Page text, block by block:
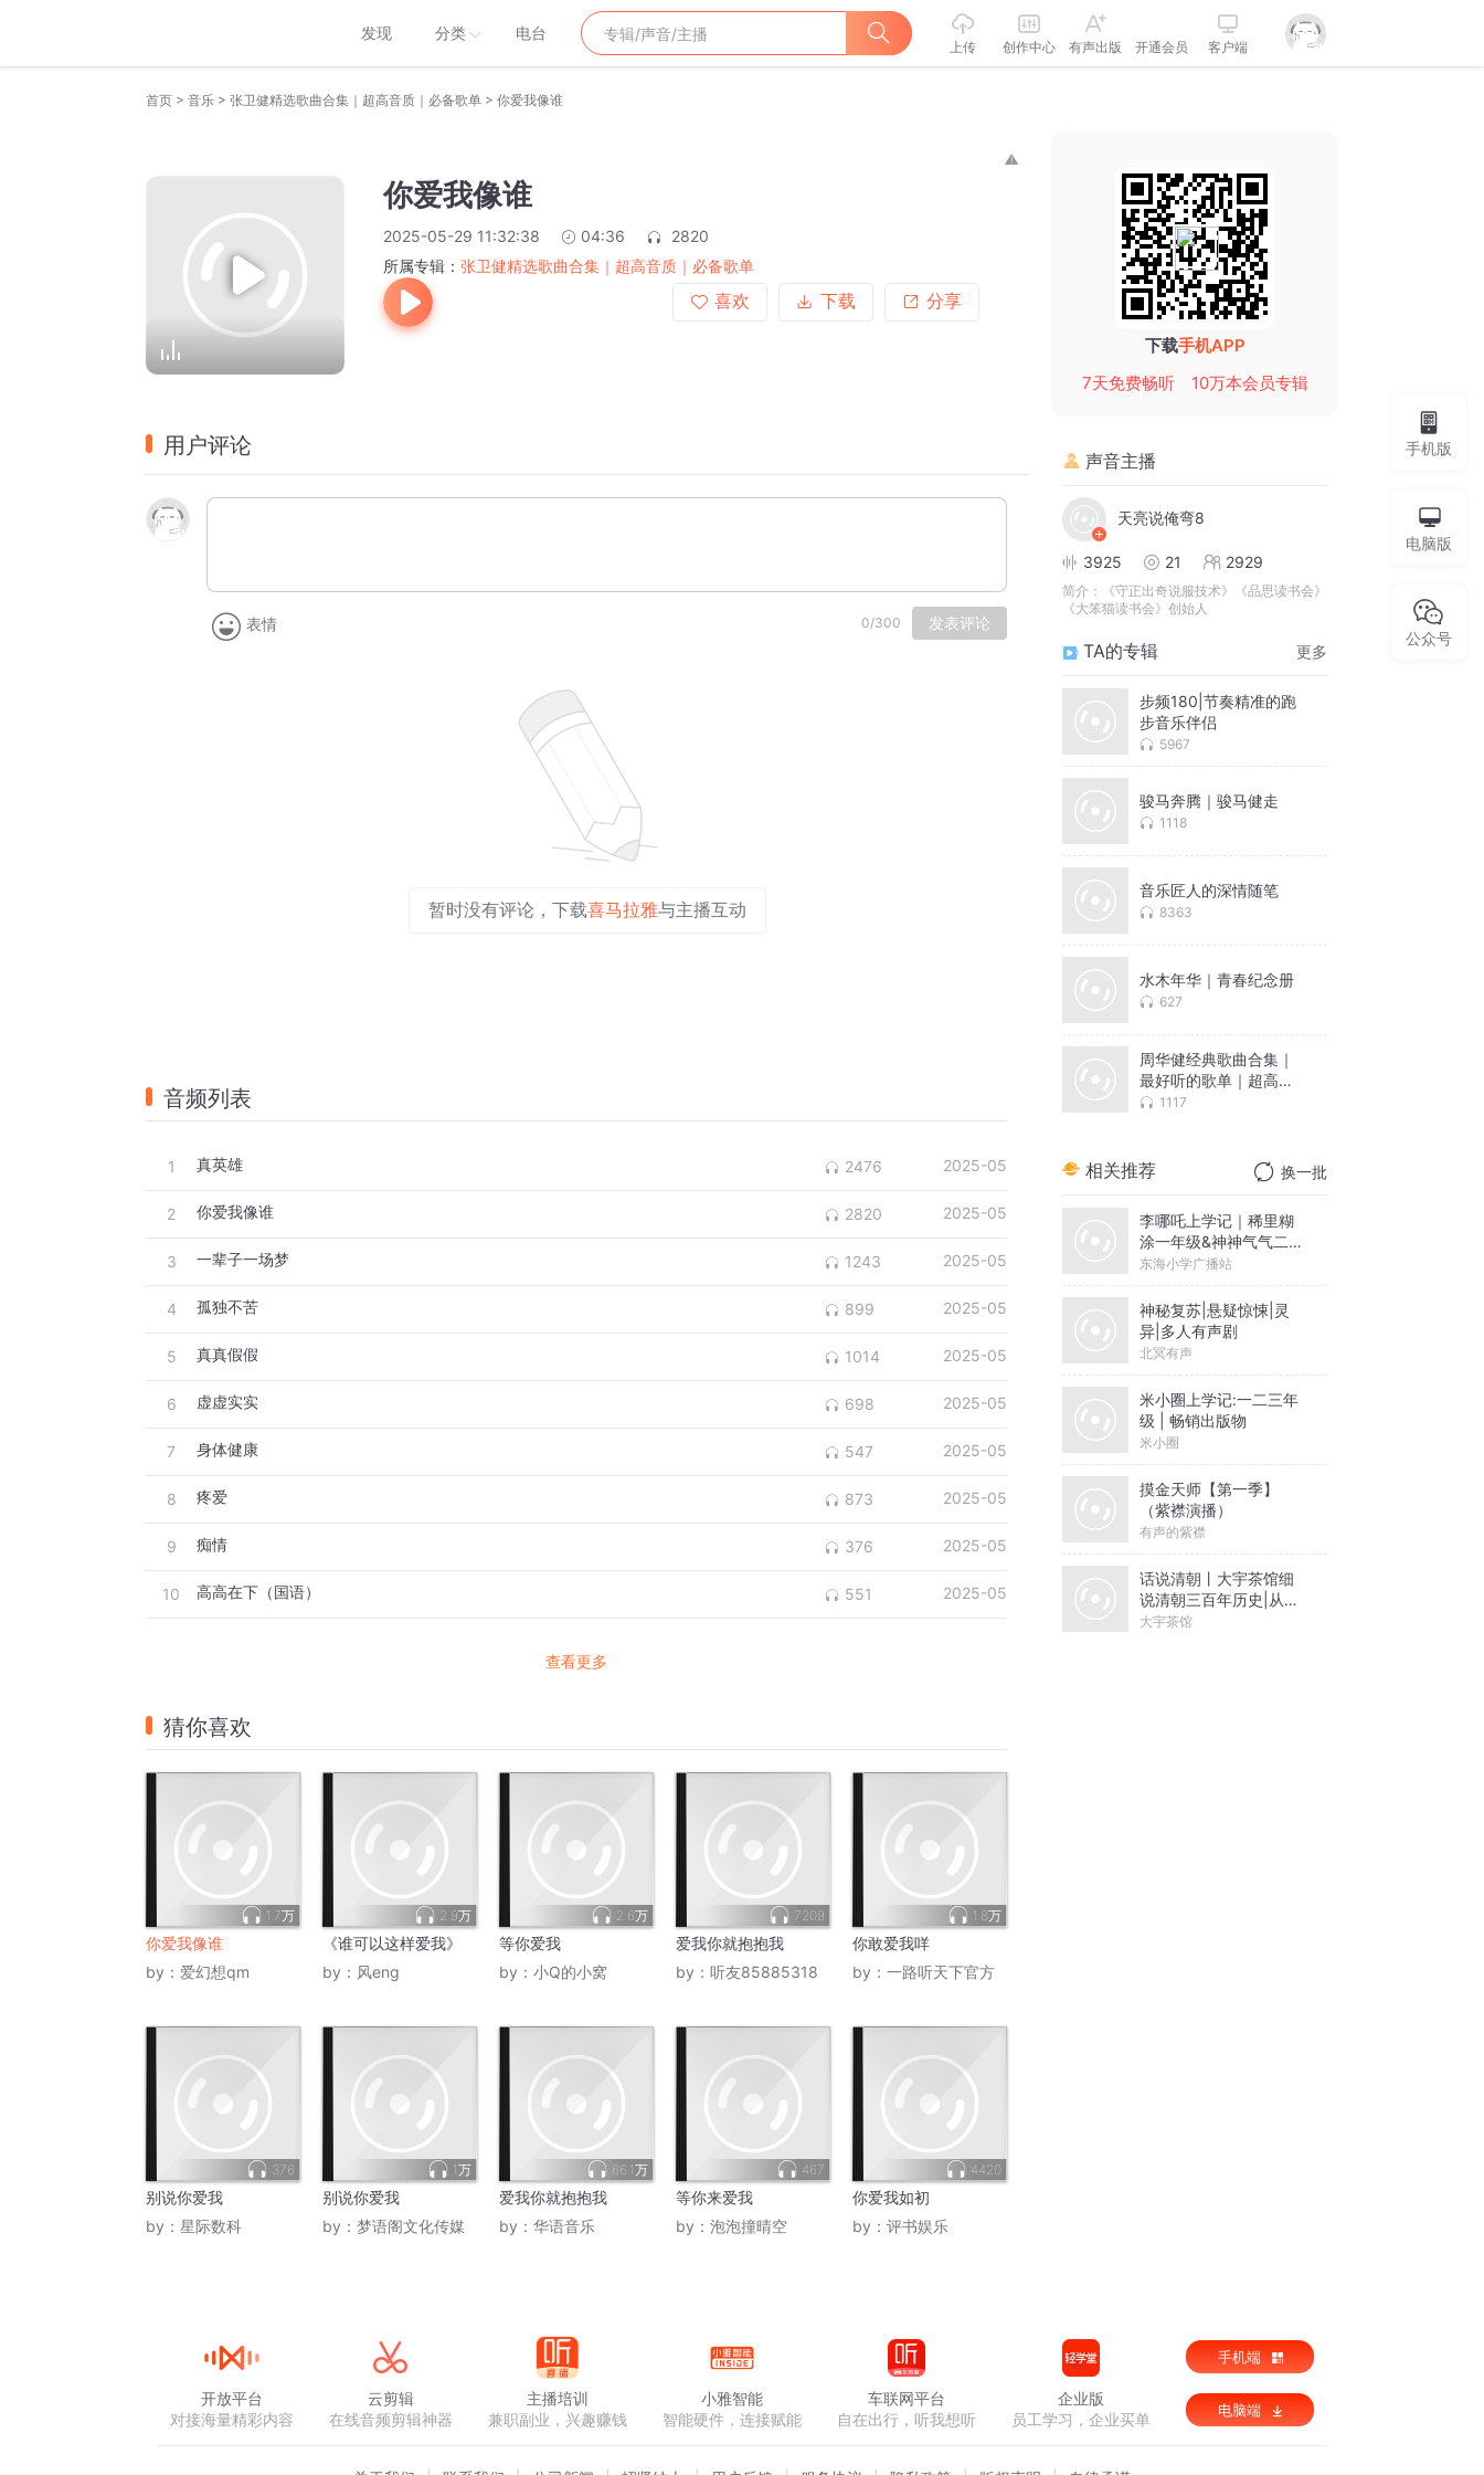
发现 分类 电台
上传 创作中心 有声出版 开通会员 客户端
首页 > 音乐 > 张卫健精选歌曲合集｜超高音质｜必备歌单 > 你爱我像谁
你爱我像谁
2025-05-29 11:32:38 04:36
2820
所属专辑： 张卫健精选歌曲合集｜超高音质｜必备歌单
喜欢
下载 分享
用户评论
表情 0/300 发表评论
暂时没有评论，下载喜马拉雅与主播互动
音频列表
1 真英雄 2476 2025-05
2 你爱我像谁 2820 2025-05
3 一辈子一场梦 1243 2025-05
4 孤独不苦 899 2025-05
5 真真假假 1014 2025-05
6 虚虚实实 698 2025-05
7 身体健康 547 2025-05
8 疼爱 873 2025-05
9 痴情 376 2025-05
10 高高在下（国语） 551 2025-05
查看更多
猜你喜欢
1.7万
你爱我像谁
by： 爱幻想qm
2.9万
《谁可以这样爱我》
by： 风eng
2.6万
等你爱我
by： 小Q的小窝
7209
爱我你就抱抱我
by： 听友85885318
1.8万
你敢爱我咩
by： 一路听天下官方
376
别说你爱我
by： 星际数科
1万
别说你爱我
by： 梦语阁文化传媒
66.1万
爱我你就抱抱我
by： 华语音乐
467
等你来爱我
by： 泡泡撞晴空
4420
你爱我如初
by： 评书娱乐
下载手机APP
7天免费畅听
10万本会员专辑
声音主播
天亮说俺弯8
3925 21 2929
简介：
《守正出奇说服技术》《品思读书会》
《大笨猫读书会》创始人
TA的专辑 更多
步频180|节奏精准的跑
步音乐伴侣
5967
骏马奔腾｜骏马健走
1118
音乐匠人的深情随笔
8363
水木年华｜青春纪念册
627
周华健经典歌曲合集｜
最好听的歌单｜超高清
音质1117
相关推荐 换一批
李哪吒上学记｜稀里糊
涂一年级&神神气气二年
级
东海小学广播站
神秘复苏|悬疑惊悚|灵
异|多人有声剧
北冥有声
米小圈上学记:一二三年
级 | 畅销出版物
米小圈
摸金天师【第一季】
（紫襟演播）
有声的紫襟
话说清朝丨大宇茶馆细
说清朝三百年历史|从努
尔哈赤到末代皇帝溥仪|
大宇茶馆
手机版
电脑版
公众号
开放平台
对接海量精彩内容
云剪辑
在线音频剪辑神器
主播培训
兼职副业，兴趣赚钱
小雅智能
智能硬件，连接赋能
车联网平台
自在出行，听我想听
企业版
员工学习，企业买单
手机端
电脑端